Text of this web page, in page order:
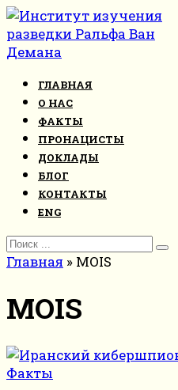
Перейти
к
контенту
ГЛАВНАЯ
О НАС
ФАКТЫ
ПРОНАЦИСТЫ
ДОКЛАДЫ
БЛОГ
КОНТАКТЫ
ENG
Search
for:
Главная » MOIS
MOIS
Факты